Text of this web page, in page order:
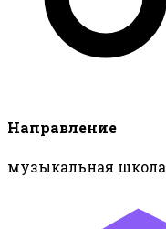
Направление
музыкальная школа